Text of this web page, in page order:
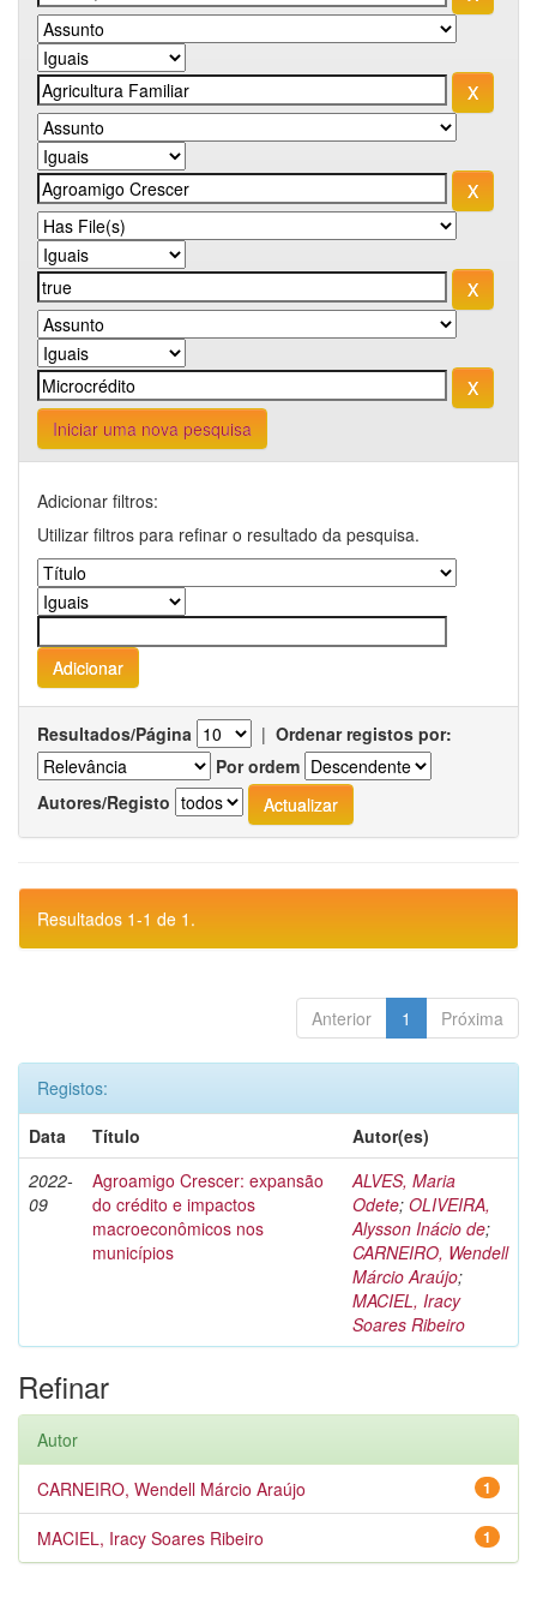
Iniciar uma nova pesquisa
Adicionar filtros:
Utilizar filtros para refinar o resultado da pesquisa.
Resultados/Página | Ordenar registos por:
Por ordem
Autores/Registo
Resultados 1-1 de 1.
Anterior 1 Próxima
Registos:
Data
Título
Autor(es)
2022-
09
Agroamigo Crescer: expansão
do crédito e impactos
macroeconômicos nos
municípios
ALVES, Maria
Odete; OLIVEIRA,
Alysson Inácio de;
CARNEIRO, Wendell
Márcio Araújo;
MACIEL, Iracy
Soares Ribeiro
Refinar
Autor
1
CARNEIRO, Wendell Márcio Araújo
1
MACIEL, Iracy Soares Ribeiro